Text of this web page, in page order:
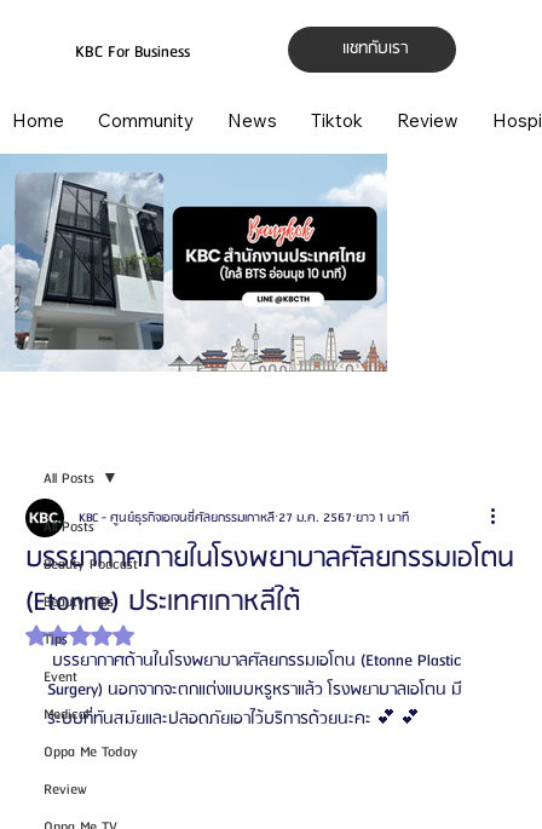
แชทกับเรา
KBC For Business
Home Community News Tiktok Review
All Posts
Beauty Podcast
Beauty Tips
Tips
Event
Medical
Oppa Me Today
Review
All Posts
บรรยากาศภายในโรงพยาบาลศัลยกรรมเอโตน
(Etonne) ประเทศเกาหลีใต้
KBC - ศูนย์ธุรกิจเอเจนซี่ศัลยกรรมเกาหลี27 ม.ค. 2567 ยาว 1 นาที
ได้รับ NaN เต็ม 5 ดาว
Surgery) นอกจากจะตกแต่งแบบหรูหราแล้ว โรงพยาบาลเอโตน มี
ระบบที่ทันสมัยและปลอดภัยเอาไว้บริการด้วยนะคะ 💕 💕